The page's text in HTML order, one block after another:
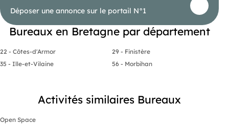
Déposer une annonce sur le portail N°1
Bureaux en Bretagne par département
22 - Côtes-d'Armor
29 - Finistère
35 - Ille-et-Vilaine
56 - Morbihan
Activités similaires Bureaux
Open Space